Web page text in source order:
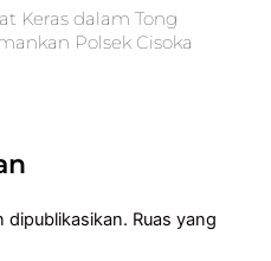
Keras dalam Tong
Polsek Cisoka
dipublikasikan. Ruas yang